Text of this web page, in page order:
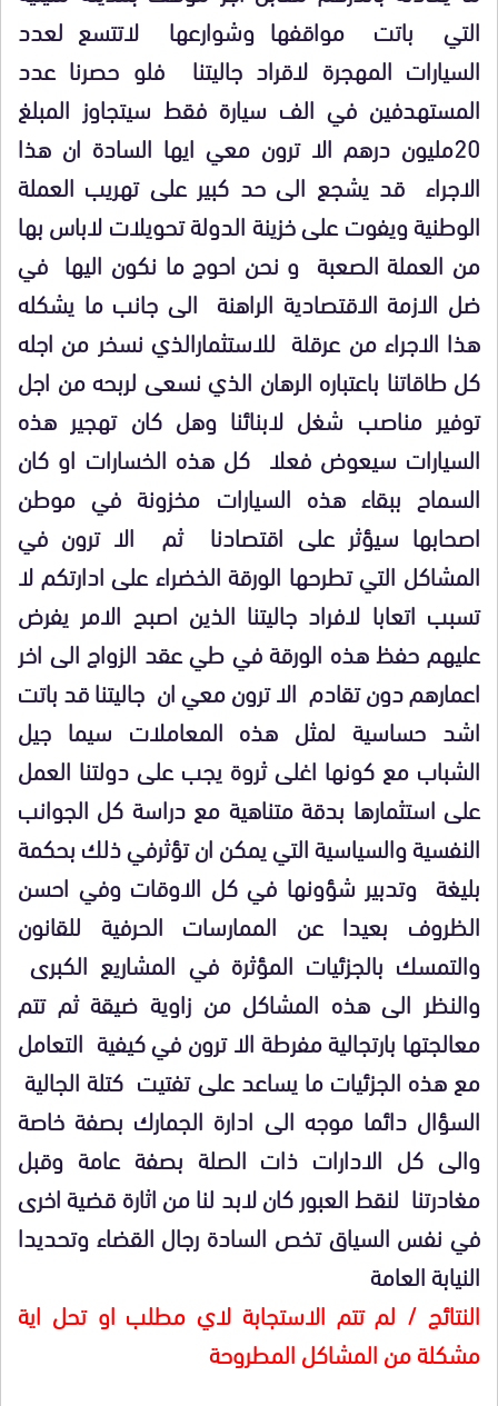
التي باتت مواقفها وشوارعها لاتتسع لعدد
السيارات المهجرة لاقراد جاليتنا فلو حصرنا عدد
المستهدفين في الف سيارة فقط سيتجاوز المبلغ
20مليون درهم الا ترون معي ايها السادة ان هذا
الاجراء قد يشجع الى حد كبير على تهريب العملة
الوطنية ويفوت على خزينة الدولة تحويلات لاباس بها
من العملة الصعبة و نحن احوج ما نكون اليها في
ضل الازمة الاقتصادية الراهنة الى جانب ما يشكله
هذا الاجراء من عرقلة للاستثمارالذي نسخر من اجله
كل طاقاتنا باعتباره الرهان الذي نسعى لربحه من اجل
توفير مناصب شغل لابنائنا وهل كان تهجير هذه
السيارات سيعوض فعلا كل هذه الخسارات او كان
السماح ببقاء هذه السيارات مخزونة في موطن
اصحابها سيؤثر على اقتصادنا ثم الا ترون في
المشاكل التي تطرحها الورقة الخضراء على ادارتكم لا
تسبب اتعابا لافراد جاليتنا الذين اصبح الامر يفرض
عليهم حفظ هذه الورقة في طي عقد الزواج الى اخر
اعمارهم دون تقادم الا ترون معي ان جاليتنا قد باتت
اشد حساسية لمثل هذه المعاملات سيما جيل
الشباب مع كونها اغلى ثروة يجب على دولتنا العمل
على استثمارها بدقة متناهية مع دراسة كل الجوانب
النفسية والسياسية التي يمكن ان تؤثرفي ذلك بحكمة
بليغة وتدبير شؤونها في كل الاوقات وفي احسن
الظروف بعيدا عن الممارسات الحرفية للقانون
والتمسك بالجزئيات المؤثرة في المشاريع الكبرى
والنظر الى هذه المشاكل من زاوية ضيقة ثم تتم
معالجتها بارتجالية مفرطة الا ترون في كيفية التعامل
مع هذه الجزئيات ما يساعد على تفتيت كتلة الجالية
السؤال دائما موجه الى ادارة الجمارك بصفة خاصة
والى كل الادارات ذات الصلة بصفة عامة وقبل
مغادرتنا لنقط العبور كان لابد لنا من اثارة قضية اخرى
في نفس السياق تخص السادة رجال القضاء وتحديدا
النيابة العامة
النتائج / لم تتم الاستجابة لاي مطلب او تحل اية
مشكلة من المشاكل المطروحة